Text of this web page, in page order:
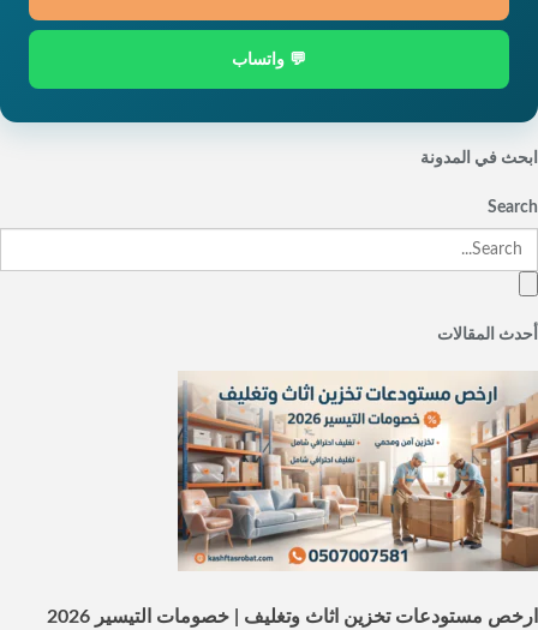
💬 واتساب
ابحث في المدونة
Search
أحدث المقالات
ارخص مستودعات تخزين اثاث وتغليف | خصومات التيسير 2026